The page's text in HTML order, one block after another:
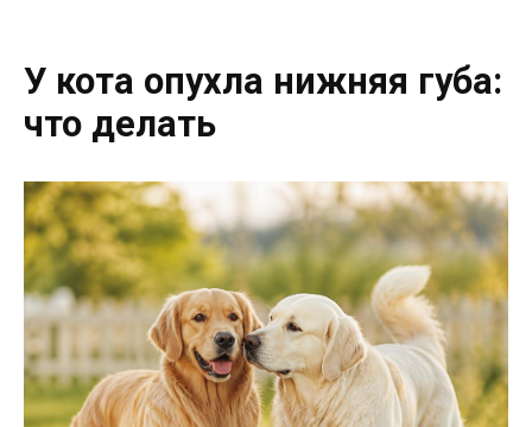
У кота опухла нижняя губа:
что делать